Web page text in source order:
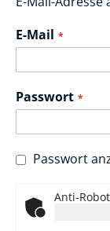
E-Mail
Passwort
Passwort
Anti-